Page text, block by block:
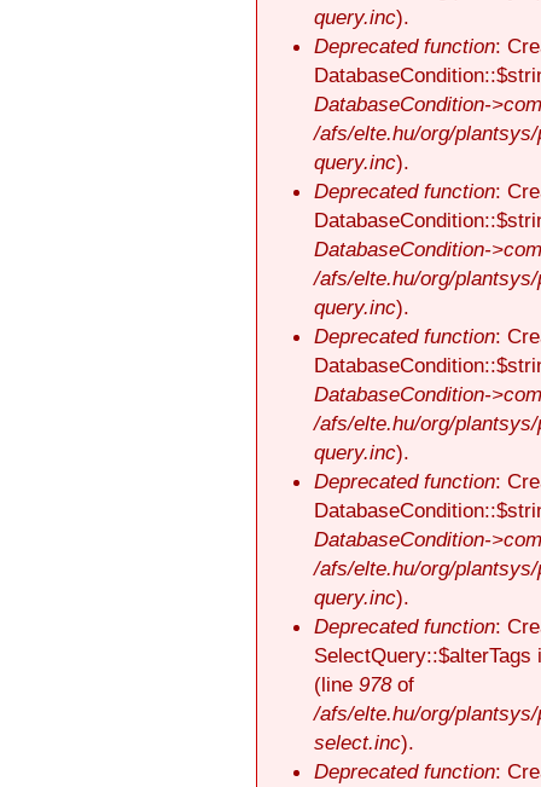
query.inc).
Deprecated function:
DatabaseCondition-
/afs/elte.hu/org/
query.inc).
Deprecated function:
DatabaseCondition-
/afs/elte.hu/org/
query.inc).
Deprecated function:
DatabaseCondition-
/afs/elte.hu/org/
query.inc).
Deprecated function:
DatabaseCondition-
/afs/elte.hu/org/
query.inc).
Deprecated function:
(line 978of
/afs/elte.hu/org/
select.inc).
Deprecated function: